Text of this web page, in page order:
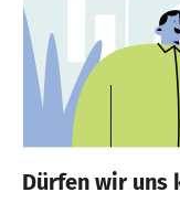
Dürfen wir uns